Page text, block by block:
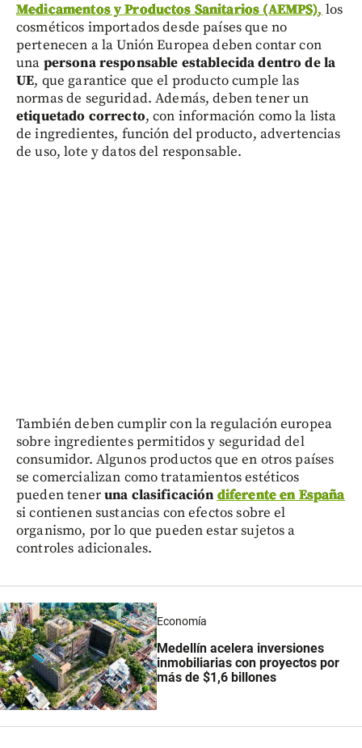
Medicamentos y Productos Sanitarios (AEMPS), los
cosméticos importados desde países que no
pertenecen a la Unión Europea deben contar con
una persona responsable establecida dentro de la
UE, que garantice que el producto cumple las
normas de seguridad. Además, deben tener un
etiquetado correcto, con información como la lista
de ingredientes, función del producto, advertencias
de uso, lote y datos del responsable.
También deben cumplir con la regulación europea
sobre ingredientes permitidos y seguridad del
consumidor. Algunos productos que en otros países
se comercializan como tratamientos estéticos
pueden teneruna clasificación diferente en España
si contienen sustancias con efectos sobre el
organismo, por lo que pueden estar sujetos a
controles adicionales.
Economía
Medellín acelera inversiones
inmobiliarias con proyectos por
más de $1,6 billones